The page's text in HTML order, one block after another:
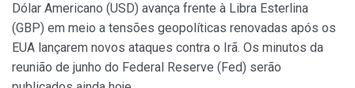
Dólar Americano (USD) avança frente à Libra Esterlina
(GBP) em meio a tensões geopolíticas renovadas após os
EUA lançarem novos ataques contra o Irã. Os minutos da
reunião de junho do Federal Reserve (Fed) serão